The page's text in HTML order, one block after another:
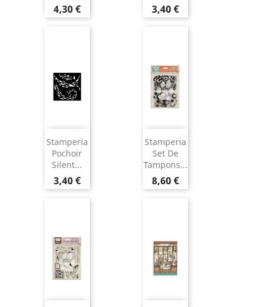
4,30 € 3,40 €
Stamperia
Pochoir
Silent...
3,40 €
Stamperia
Set De
Tampons...
8,60 €